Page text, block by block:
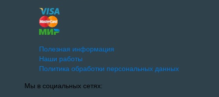
Полезная информация
Наши работы
Политика обработки персональных данных
Мы в социальных сетях: